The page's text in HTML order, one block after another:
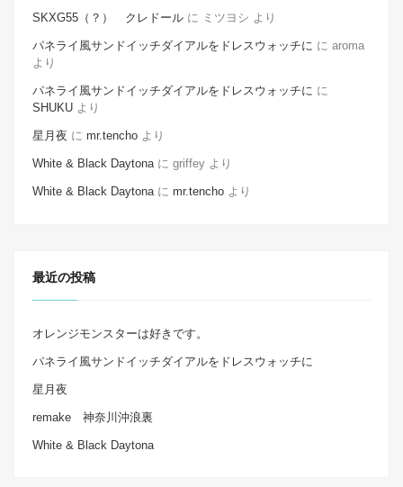
SKXG55（？） クレドール に ミツヨシ より
パネライ風サンドイッチダイアルをドレスウォッチに に aroma
より
パネライ風サンドイッチダイアルをドレスウォッチに に
SHUKU より
星月夜 に mr.tencho より
White & Black Daytonaに griffey より
White & Black Daytonaに mr.tencho より
最近の投稿
オレンジモンスターは好きです。
パネライ風サンドイッチダイアルをドレスウォッチに
星月夜
remake 神奈川沖浪裏
White & Black Daytona